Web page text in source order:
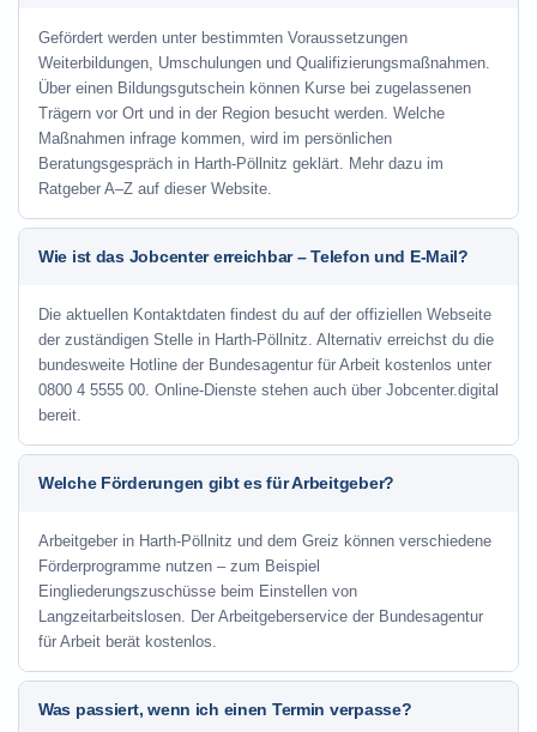
Gefördert werden unter bestimmten Voraussetzungen
Weiterbildungen, Umschulungen und Qualifizierungsmaßnahmen.
Über einen Bildungsgutschein können Kurse bei zugelassenen
Trägern vor Ort und in der Region besucht werden. Welche
Maßnahmen infrage kommen, wird im persönlichen
Beratungsgespräch in Harth-Pöllnitz geklärt. Mehr dazu im
Ratgeber A–Z auf dieser Website.
Wie ist das Jobcenter erreichbar – Telefon und E-Mail?
Die aktuellen Kontaktdaten findest du auf der offiziellen Webseite
der zuständigen Stelle in Harth-Pöllnitz. Alternativ erreichst du die
bundesweite Hotline der Bundesagentur für Arbeit kostenlos unter
0800 4 5555 00. Online-Dienste stehen auch über Jobcenter.digital
bereit.
Welche Förderungen gibt es für Arbeitgeber?
Arbeitgeber in Harth-Pöllnitz und dem Greiz können verschiedene
Förderprogramme nutzen – zum Beispiel
Eingliederungszuschüsse beim Einstellen von
Langzeitarbeitslosen. Der Arbeitgeberservice der Bundesagentur
für Arbeit berät kostenlos.
Was passiert, wenn ich einen Termin verpasse?